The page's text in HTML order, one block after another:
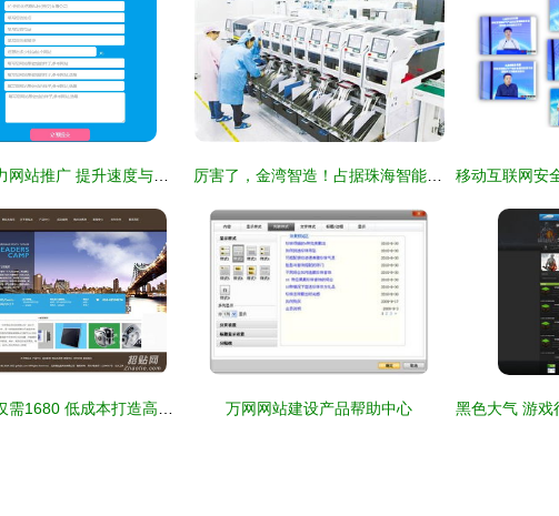
万网网站建设产品帮助中心